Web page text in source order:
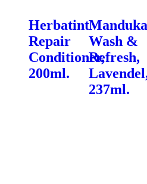
Herbatint
Repair
Conditioner,
200ml.
Manduka
Wash &
Refresh,
237ml.